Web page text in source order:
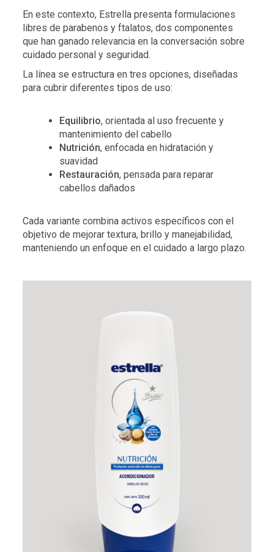
En este contexto, Estrella presenta formulaciones
libres de parabenos y ftalatos, dos componentes
que han ganado relevancia en la conversación sobre
cuidado personal y seguridad.
La línea se estructura en tres opciones, diseñadas
para cubrir diferentes tipos de uso:
Equilibrio, orientada al uso frecuente y
mantenimiento del cabello
Nutrición, enfocada en hidratación y
suavidad
Restauración, pensada para reparar
cabellos dañados
Cada variante combina activos específicos con el
objetivo de mejorar textura, brillo y manejabilidad,
manteniendo un enfoque en el cuidado a largo plazo.